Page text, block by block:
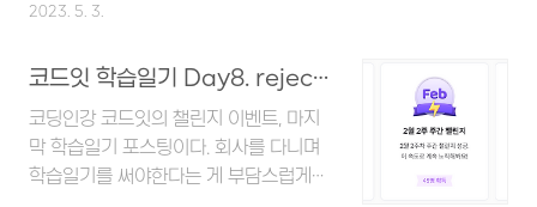
expression tester with syntax
cheat sheet for PHP/PCRE,
Python, GO, JavaScript, Java,
C#/.NET, Rust. regex101.com 집
합 표현방법 집합은 표현하고 싶은 문..
브라우저가 받은 코드를 해석한 후에 예
쁘게 화면에 출력해서 우리에게 보여주
는 것이다. 이렇게 request로 받을 수
있는 포멧은 html과 javascript 코드
2023. 5. 3.
코드잇 학습일기 Day8. rejected 상태에서 실행하는 콜백, then 메소드 이해
코딩인강 코드잇의 챌린지 이벤트, 마지
막 학습일기 포스팅이다. 회사를 다니며
학습일기를 써야한다는 게 부담스럽게